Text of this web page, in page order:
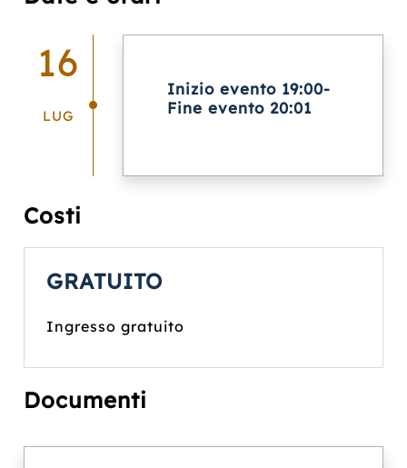
16
LUG
Inizio evento 19:00-
Fine evento 20:01
Costi
GRATUITO
Ingresso gratuito
Documenti